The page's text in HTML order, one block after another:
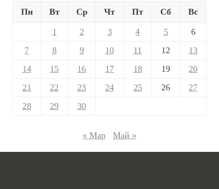
Пн
Вт Ср Чт Пт Сб Вс
1 2 3 4 5
6
7
8 9 10 11 12
13
14
15 16 17 18 19
20
21
22 23 24 25 26
27
28
29 30
« Мар Май »